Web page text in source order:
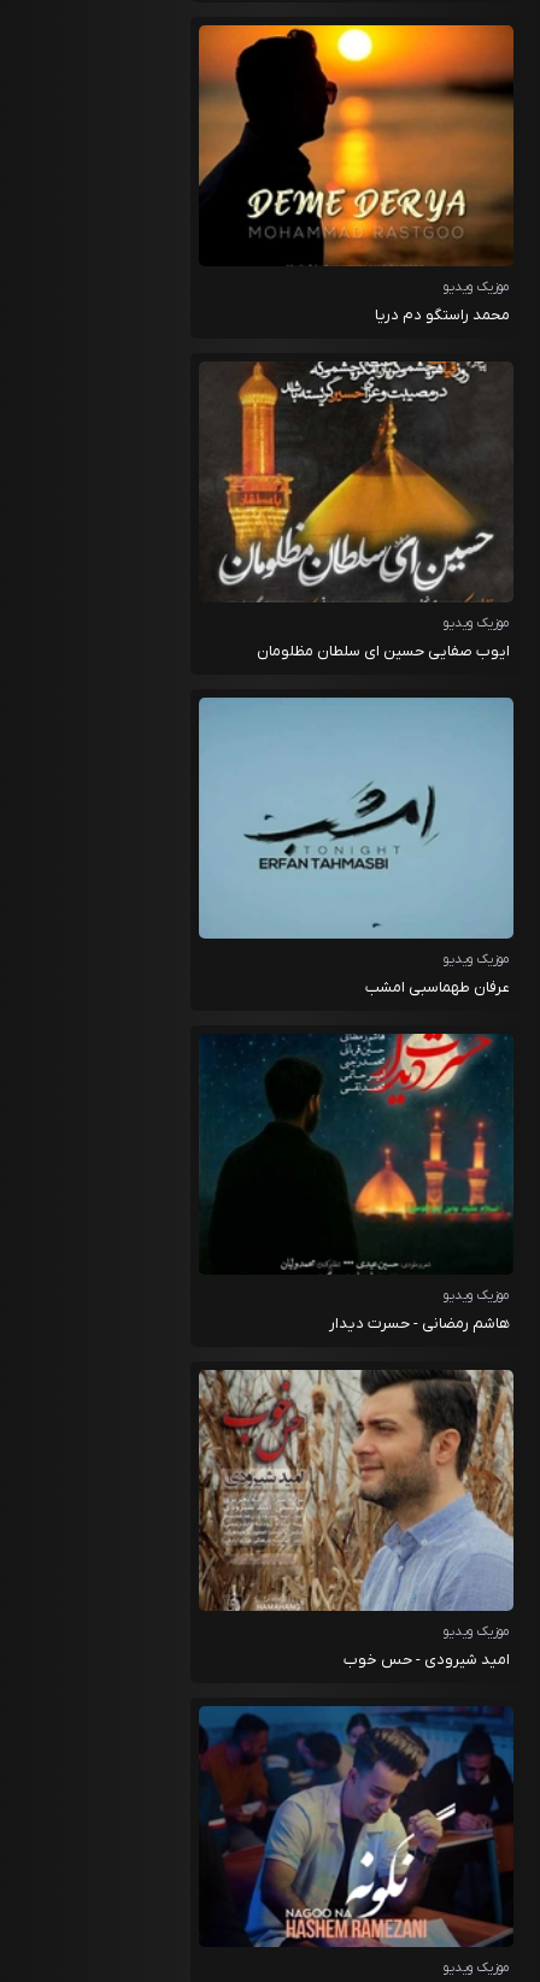
موزیک ویدیو
محمد راستگو دم دریا
موزیک ویدیو
ایوب صفایی حسین ای سلطان مظلومان
موزیک ویدیو
عرفان طهماسبی امشب
موزیک ویدیو
هاشم رمضانی - حسرت دیدار
موزیک ویدیو
امید شیرودی - حس خوب
موزیک ویدیو